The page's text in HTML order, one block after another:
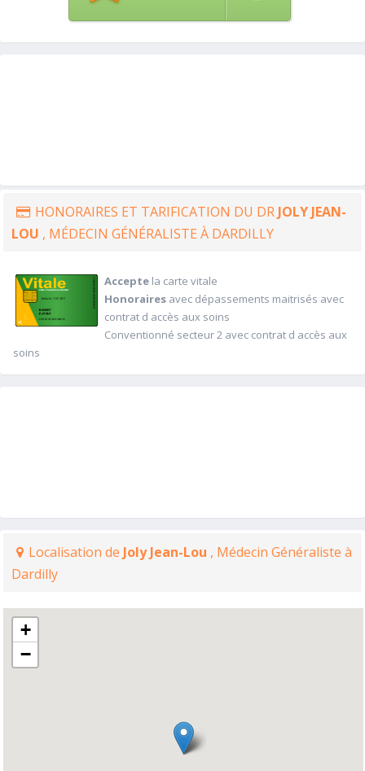
HONORAIRES ET TARIFICATION DU DR JOLY JEAN-
LOU , MÉDECIN GÉNÉRALISTE À DARDILLY
Acceptela carte vitale
Honorairesavec dépassements maitrisés avec
contrat d accès aux soins
Conventionné secteur 2 avec contrat d accès aux
soins
Localisation de Joly Jean-Lou , Médecin Généraliste à
Dardilly
+
−